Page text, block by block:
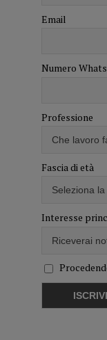
Email
Numero
Professione
Fascia di età
Interesse